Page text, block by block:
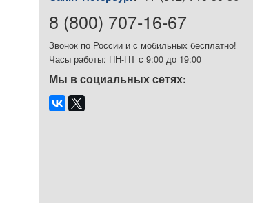
8 (800) 707-16-67
Звонок по России и с мобильных бесплатно!
Часы работы: ПН-ПТ с 9:00 до 19:00
Мы в социальных сетях: